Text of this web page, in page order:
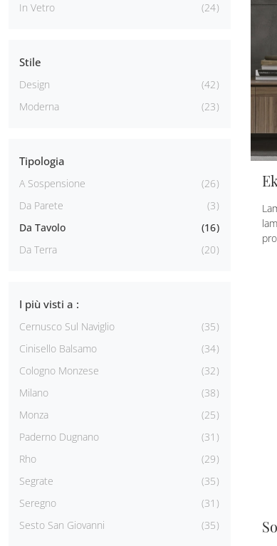
In Vetro
24
Stile
Design
42
Moderna
23
Tipologia
A Sospensione
26
Da Parete
3
Da Tavolo
16
Da Terra
20
I più visti a :
Cernusco Sul Naviglio
35
Cinisello Balsamo
34
Cologno Monzese
32
Milano
38
Monza
25
Paderno Dugnano
31
Rho
29
Segrate
35
Seregno
31
Sesto San Giovanni
35